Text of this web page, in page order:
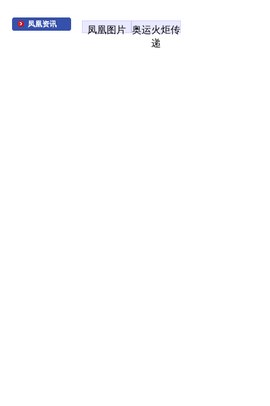
凤凰资讯
凤凰图片 奥运火炬传
递